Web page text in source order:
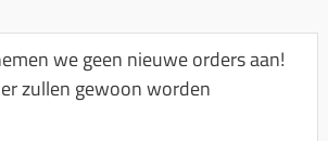
we geen nieuwe orders aan!
zullen gewoon worden